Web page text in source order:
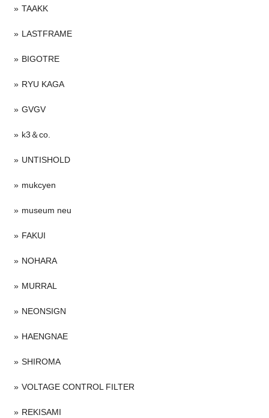
TAAKK
LASTFRAME
BIGOTRE
RYU KAGA
GVGV
k3＆co.
UNTISHOLD
mukcyen
museum neu
FAKUI
NOHARA
MURRAL
NEONSIGN
HAENGNAE
SHIROMA
VOLTAGE CONTROL FILTER
REKISAMI